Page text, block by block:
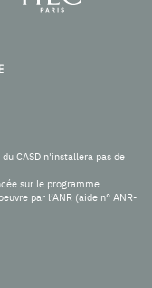
CASD n'installera pas de
sur le programme
par l’ANR (aide n° ANR-